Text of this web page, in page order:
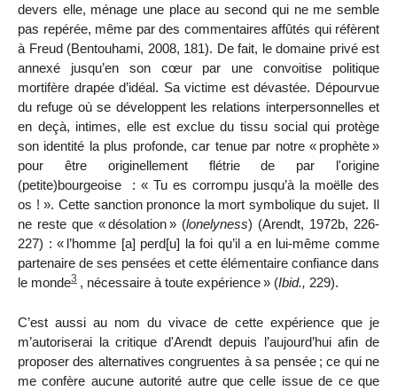
devers elle, ménage une place au second qui ne me semble
pas repérée, même par des commentaires affûtés qui réfèrent
à Freud (Bentouhami, 2008, 181). De fait, ledomaine privé est
annexé jusqu’en son cœur par une convoitise politique
mortifère drapée d’idéal. Sa victime est dévastée. Dépourvue
du refuge où se développent les relations interpersonnelles et
en deçà, intimes, elle est exclue du tissu social qui protège
son identité la plus profonde, car tenue par notre « prophète»
pour être originellement flétrie de par l'origine
(petite)bourgeoise
: « Tu es corrompu jusqu’à la moëlle des
os ! ». Cette sanction prononce la mort symbolique du sujet. Il
ne reste que «désolation» (lonelyness) (Arendt, 1972b, 226-
227) : « l’homme [a] perd[u] la foi qu’il a en lui-même comme
partenaire de ses pensées et cette élémentaire confiance dans
le monde3 , nécessaire à toute expérience» (Ibid., 229).
C’est aussi au nom du vivace de cette expérience que je
m’autoriserai la critique d'Arendt depuis l’aujourd’hui afin de
proposer des alternatives congruentes à sa pensée; ce qui ne
me confère aucune autorité autre que celle issue de ce que